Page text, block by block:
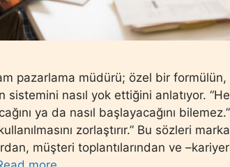
pazarlama müdürü; özel bir formülün,
sistemini nasıl yok ettiğini anlatıyor.
ya da nasıl başlayacağını
zorlaştırır.” Bu sözleri
müşteri toplantılarından ve